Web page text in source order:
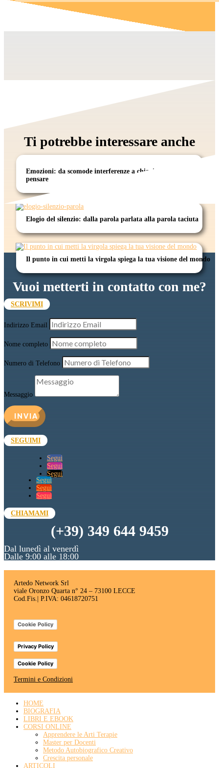
Ti potrebbe interessare anche
Emozioni: da scomode interferenze a chiavi per imparare a
pensare
Elogio del silenzio: dalla parola parlata alla parola taciuta
Il punto in cui metti la virgola spiega la tua visione del mondo
Vuoi metterti in contatto con me?
SCRIVIMI
Indirizzo Email
Nome completo
Numero di Telefono
Messaggio
INVIA
SEGUIMI
Segui
Segui
Segui
Segui
Segui
Segui
CHIAMAMI
(+39) 349 644 9459
Dal lunedì al venerdì
Dalle 9:00 alle 18:00
Artedo Network Srl
viale Oronzo Quarta n° 24 – 73100 LECCE
Cod.Fis.| P.IVA: 04618720751
Cookie Policy
Privacy Policy
Cookie Policy
Termini e Condizioni
HOME
BIOGRAFIA
LIBRI E EBOOK
CORSI ONLINE
Apprendere le Arti Terapie
Master per Docenti
Metodo Autobiografico Creativo
Crescita personale
ARTICOLI